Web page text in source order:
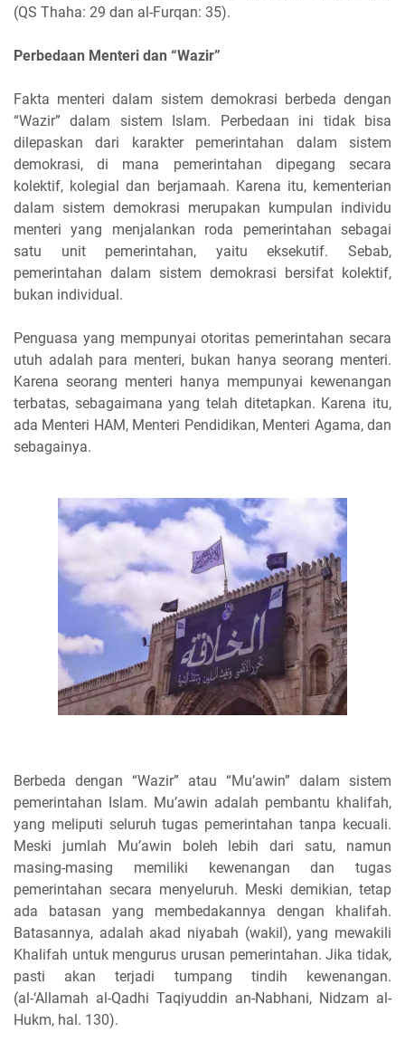
(QS Thaha: 29 dan al-Furqan: 35).
Perbedaan Menteri dan “Wazir”
Fakta menteri dalam sistem demokrasi berbeda dengan
“Wazir” dalam sistem Islam. Perbedaan ini tidak bisa
dilepaskan dari karakter pemerintahan dalam sistem
demokrasi, di mana pemerintahan dipegang secara
kolektif, kolegial dan berjamaah. Karena itu, kementerian
dalam sistem demokrasi merupakan kumpulan individu
menteri yang menjalankan roda pemerintahan sebagai
satu unit pemerintahan, yaitu eksekutif. Sebab,
pemerintahan dalam sistem demokrasi bersifat kolektif,
bukan individual.
Penguasa yang mempunyai otoritas pemerintahan secara
utuh adalah para menteri, bukan hanya seorang menteri.
Karena seorang menteri hanya mempunyai kewenangan
terbatas, sebagaimana yang telah ditetapkan. Karena itu,
ada Menteri HAM, Menteri Pendidikan, Menteri Agama, dan
sebagainya.
Berbeda dengan “Wazir” atau “Mu’awin” dalam sistem
pemerintahan Islam. Mu’awin adalah pembantu khalifah,
yang meliputi seluruh tugas pemerintahan tanpa kecuali.
Meski jumlah Mu’awin boleh lebih dari satu, namun
masing-masing memiliki kewenangan dan tugas
pemerintahan secara menyeluruh. Meski demikian, tetap
ada batasan yang membedakannya dengan khalifah.
Batasannya, adalah akad niyabah (wakil), yang mewakili
Khalifah untuk mengurus urusan pemerintahan. Jika tidak,
pasti akan terjadi tumpang tindih kewenangan.
(al-‘Allamah al-Qadhi Taqiyuddin an-Nabhani, Nidzam al-
Hukm, hal. 130).